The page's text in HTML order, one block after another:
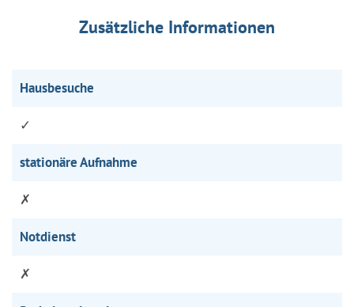
Zusätzliche Informationen
Hausbesuche
✓
stationäre Aufnahme
✗
Notdienst
✗